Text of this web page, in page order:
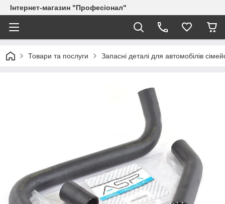
Інтернет-магазин "Професіонал"
Товари та послуги Запасні деталі для автомобілів